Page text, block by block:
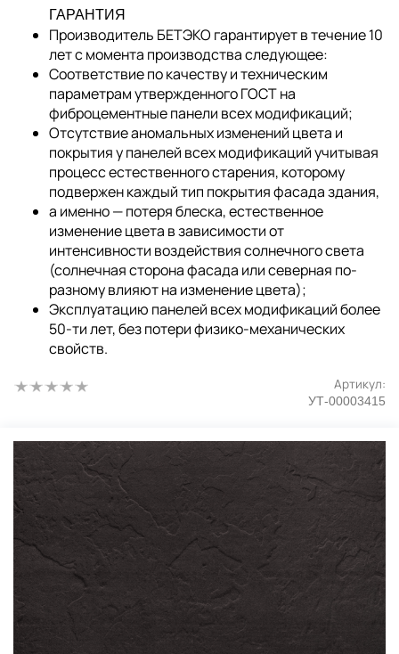
ГАРАНТИЯ
Производитель БЕТЭКО гарантирует в течение 10
лет с момента производства следующее:
Соответствие по качеству и техническим
параметрам утвержденного ГОСТ на
фиброцементные панели всех модификаций;
Отсутствие аномальных изменений цвета и
покрытия у панелей всех модификаций учитывая
процесс естественного старения, которому
подвержен каждый тип покрытия фасада здания,
а именно — потеря блеска, естественное
изменение цвета в зависимости от
интенсивности воздействия солнечного света
(солнечная сторона фасада или северная по-
разному влияют на изменение цвета);
Эксплуатацию панелей всех модификаций более
50-ти лет, без потери физико-механических
свойств.
Артикул:
УТ-00003415